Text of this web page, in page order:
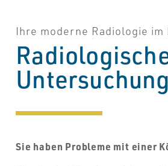
Ihre moderne Radiologie im
Untersuchung
Sie haben Probleme mit einer